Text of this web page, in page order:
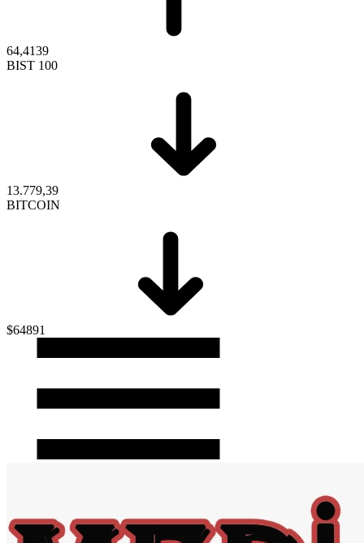
64,4139
BIST 100
13.779,39
BITCOIN
$64891